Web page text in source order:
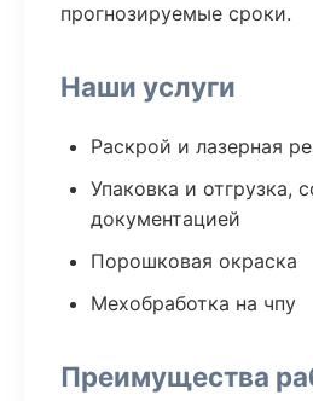
прогнозируемые сроки.
Наши услуги
Раскрой и лазерная
Упаковка и отгрузка,
документацией
Порошковая окраска
Мехобработка на чпу
Преимущества